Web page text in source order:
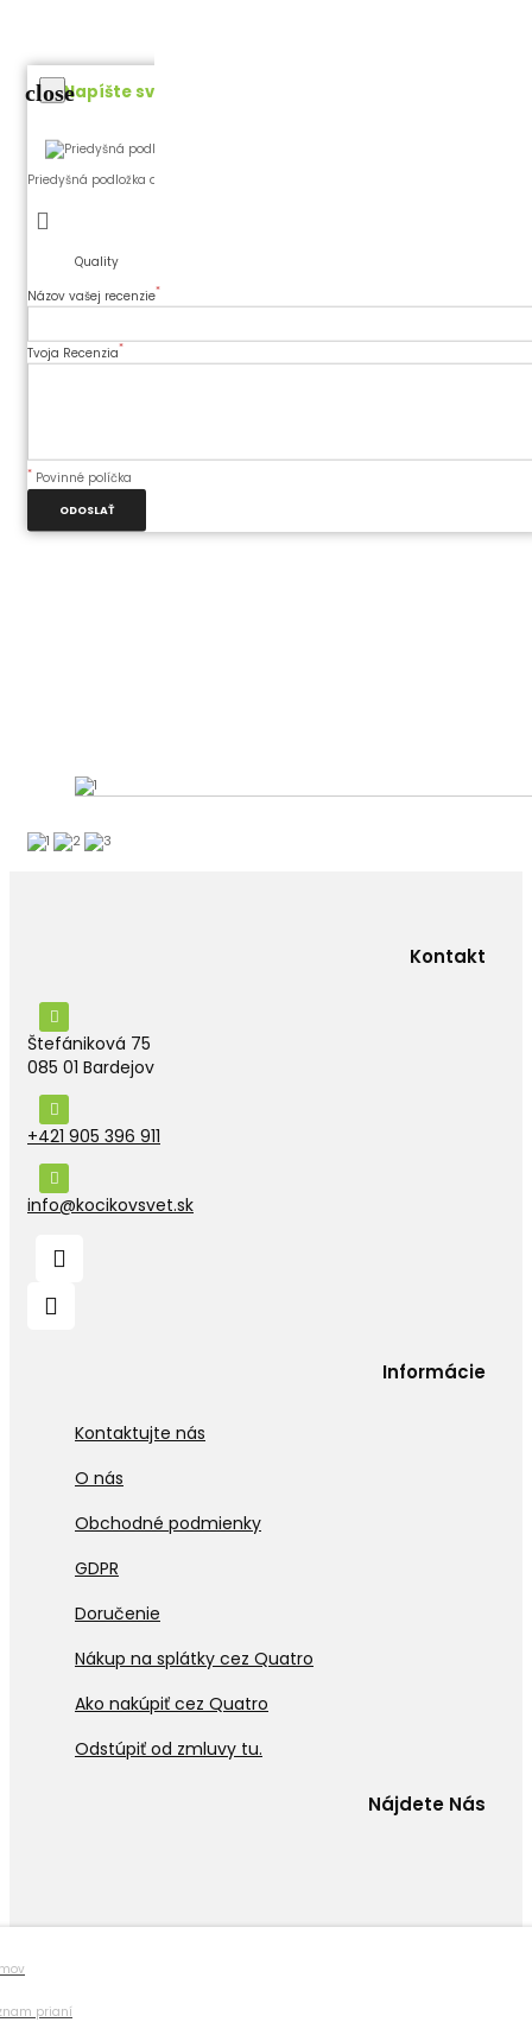
Napíšte svoju recenziu
close
Priedyšná podložka do autosedačky Breeze sk. 2/3, Sand Shell
Quality
Názov vašej recenzie*
Tvoja Recenzia*
* Povinné políčka
ODOSLAŤ
Kontakt
Štefániková 75
085 01 Bardejov
+421 905 396 911
info@kocikovsvet.sk
Informácie
Kontaktujte nás
O nás
Obchodné podmienky
GDPR
Doručenie
Nákup na splátky cez Quatro
Ako nakúpiť cez Quatro
Odstúpiť od zmluvy tu.
Nájdete Nás
prianí